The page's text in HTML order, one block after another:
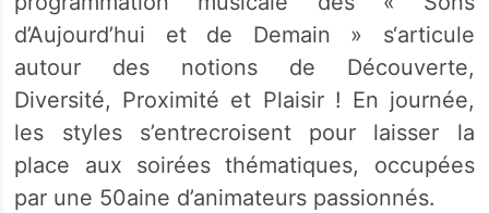
d’Aujourd’hui et de Demain » s‘articule
autour des notions de Découverte,
Diversité, Proximité et Plaisir ! En journée,
les styles s’entrecroisent pour laisser la
place aux soirées thématiques, occupées
par une 50aine d’animateurs passionnés.